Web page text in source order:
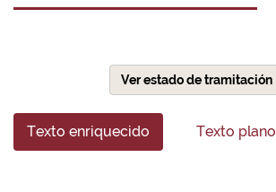
Ver estado de tramitación
Texto enriquecido Texto plano